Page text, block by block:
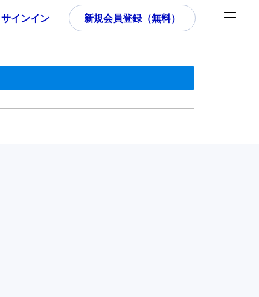
サインイン 新規会員登録（無料）